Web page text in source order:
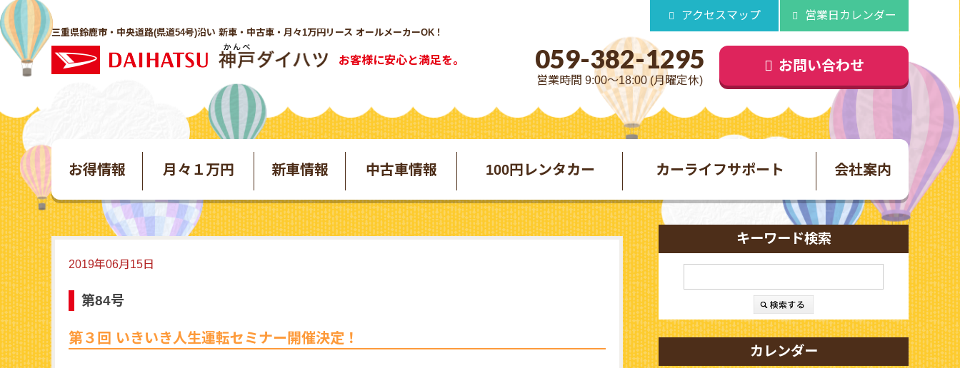
三重県鈴鹿市・中央道路(県道54号)沿い 新車・中古車・月々1万円リース オールメーカーOK！
お客様に安心と満足を。
アクセスマップ 営業日カレンダー
059-382-1295
営業時間 9:00～18:00 (月曜定休)
お問い合わせ
お得情報 月々１万円 新車情報 中古車情報 100円レンタカー カーライフサポート 会社案内
2019年06月15日
第84号
第３回 いきいき人生運転セミナー開催決定！
キーワード検索
カレンダー